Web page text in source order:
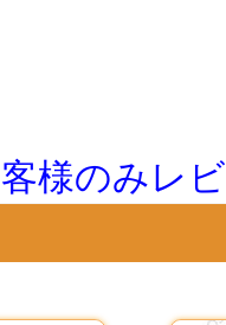
様のみレ